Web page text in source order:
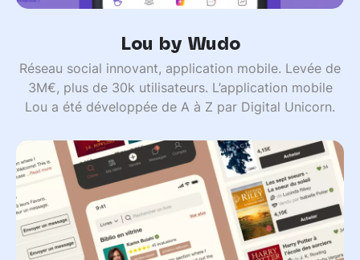
Lou by Wudo
Réseau social innovant, application mobile. Levée de
3M€, plus de 30k utilisateurs. L’application mobile
Lou a été développée de A à Z par Digital Unicorn.